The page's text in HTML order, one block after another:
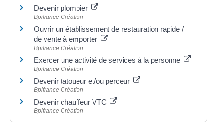
Devenir plombier
Bpifrance Création
Ouvrir un établissement de restauration rapide /
de vente à emporter
Bpifrance Création
Exercer une activité de services à la personne
Bpifrance Création
Devenir tatoueur et/ou perceur
Bpifrance Création
Devenir chauffeur VTC
Bpifrance Création